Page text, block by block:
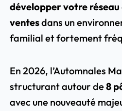
développer votre réseau
ventesdans un
familial et fortement
En 2026, l’Automnales
structurant autour de 8
avec une nouveauté